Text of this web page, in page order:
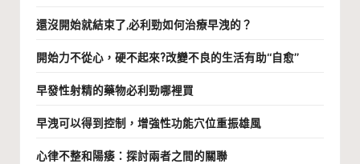
還沒開始就結束了,必利勁如何治療早洩的？
開始力不從心，硬不起來?改變不良的生活有助“自愈”
早發性射精的藥物必利勁哪裡買
早洩可以得到控制，增強性功能穴位重振雄風
心律不整和陽痿：探討兩者之間的關聯